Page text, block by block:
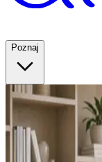
Poznaj